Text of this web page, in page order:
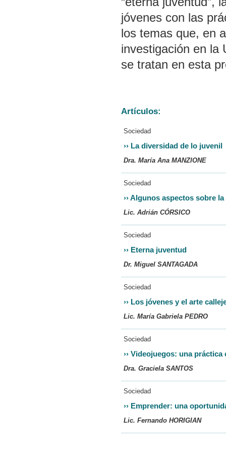
jóvenes con las
los temas que, en
investigación en la
se tratan en esta
Artículos:
Sociedad
›› La diversidad de lo juvenil
Dra. María Ana MANZIONE
Sociedad
››Algunos aspectos sobre
Lic. Adrián CÓRSICO
Sociedad
›› Eterna juventud
Dr. Miguel SANTAGADA
Sociedad
›› Los jóvenes y el arte
Lic. María Gabriela PEDRO
Sociedad
›› Videojuegos: una práctica
Dra. Graciela SANTOS
Sociedad
›› Emprender: una
Lic. Fernando HORIGIAN